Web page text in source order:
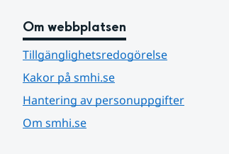
Om webbplatsen
Tillgänglighetsredogörelse
Kakor på smhi.se
Hantering av personuppgifter
Om smhi.se